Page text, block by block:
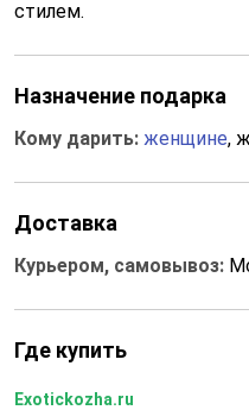
стилем.
Назначение подарка
Кому дарить: женщине,
Доставка
Курьером, самовывоз:
Где купить
Exotickozha.ru